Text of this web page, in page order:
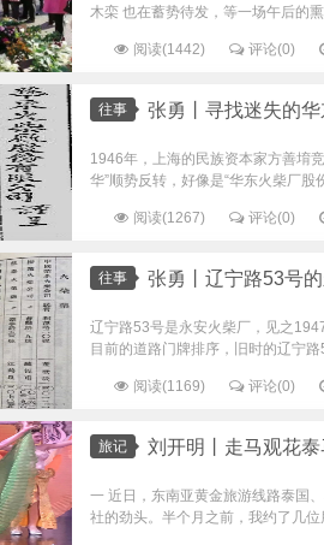
木栾 也在蓄势待发，等一场午后的
阅读(1442) 评论(0)
往事 张勇丨寻找迷失的
1946年，上海的民族资本家方善堉
华”顺势反转，好像是“华东火柴厂
阅读(1267) 评论(0)
往事 张勇丨辽宁路53号
辽宁路53号是永安火柴厂，见之
目前的道路门牌排序，旧时的辽宁
阅读(1169) 评论(0)
旅记 刘开明丨走马观花
一 近日，东南亚黄金旅游线路泰国
社的劲头。半个月之前，我约了几